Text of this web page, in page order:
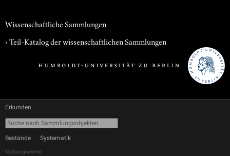
Wissenschaftliche Sammlungen
› Teil-Katalog der wissenschaftlichen Sammlungen
Erkunden
Bestände Systematik
Nutzungsrechte